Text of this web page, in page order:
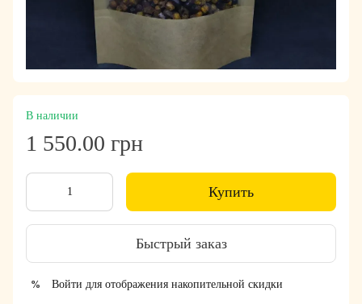
В наличии
1 550.00 грн
Купить
Быстрый заказ
% Войти для отображения накопительной скидки